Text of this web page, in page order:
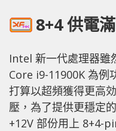
8+4 供電
Intel 新一代處理器雖
Core i9-11900K 為例
打算以超頻獲得更高
壓，為了提供更穩定
+12V 部份用上 8+4-